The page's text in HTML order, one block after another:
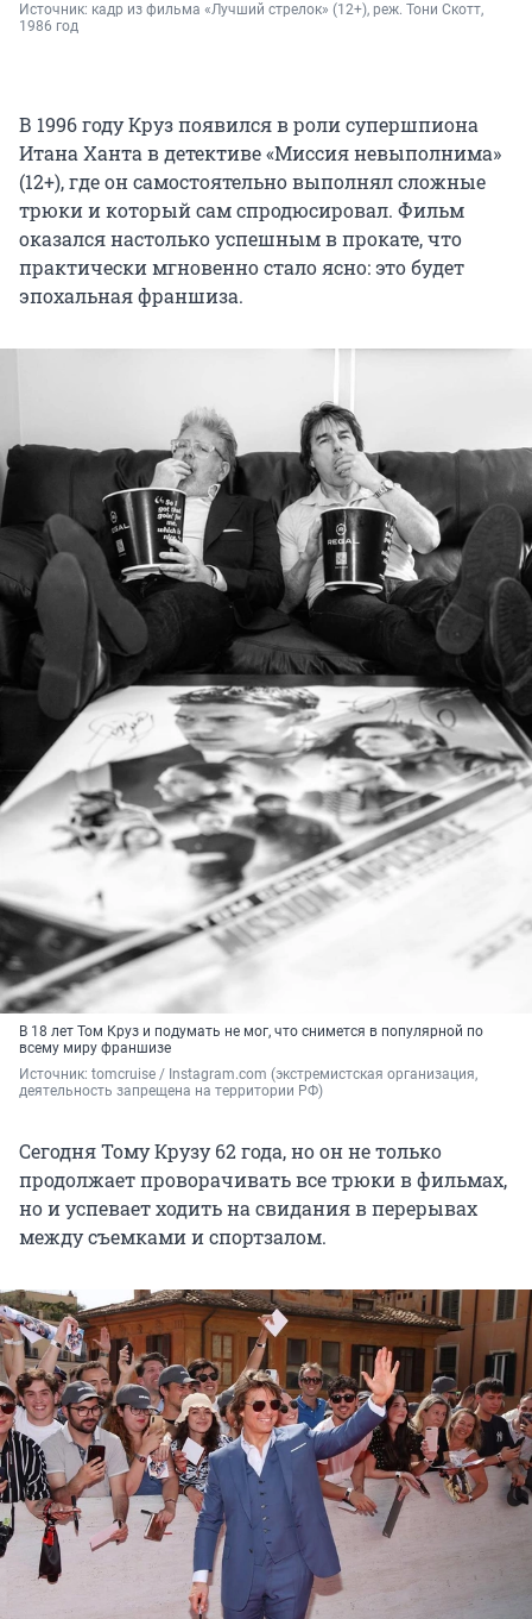
Источник: кадр из фильма «Лучший стрелок» (12+), реж. Тони Скотт,
1986 год
В 1996 году Круз появился в роли супершпиона
Итана Ханта в детективе «Миссия невыполнима»
(12+), где он самостоятельно выполнял сложные
трюки и который сам спродюсировал. Фильм
оказался настолько успешным в прокате, что
практически мгновенно стало ясно: это будет
эпохальная франшиза.
В 18 лет Том Круз и подумать не мог, что снимется в популярной по
всему миру франшизе
Источник: tomcruise / Instagram.com (экстремистская организация,
деятельность запрещена на территории РФ)
Сегодня Тому Крузу 62 года, но он не только
продолжает проворачивать все трюки в фильмах,
но и успевает ходить на свидания в перерывах
между съемками и спортзалом.